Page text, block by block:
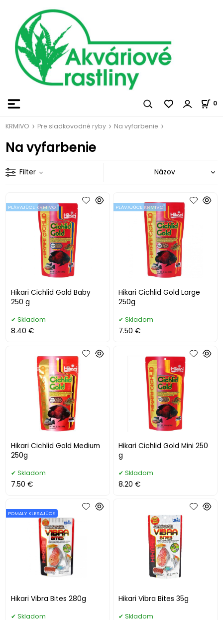
0
KRMIVO Pre sladkovodné ryby Na vyfarbenie
Na vyfarbenie
Filter
Hikari Cichlid Gold Baby
250 g
PLÁVAJÚCE KRMIVO
Skladom
8.40 €
Hikari Cichlid Gold Large
250g
PLÁVAJÚCE KRMIVO
Skladom
7.50 €
Hikari Cichlid Gold Medium
250g
Skladom
7.50 €
Hikari Cichlid Gold Mini 250
g
Skladom
8.20 €
Hikari Vibra Bites 280g
POMALY KLESAJÚCE
Skladom
Hikari Vibra Bites 35g
Skladom